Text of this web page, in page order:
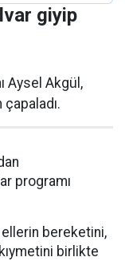
giyip
Aysel Akgül,
çapaladı.
programı
ellerin bereketini,
birlikte